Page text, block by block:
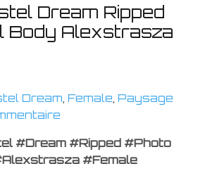
Dream Ripped
Body Alexstrasza
Dream Female Paysage
#Dream #Ripped #Photo
#Female